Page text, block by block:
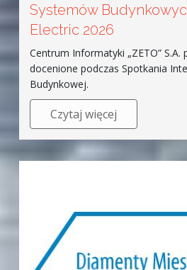
Systemów
Electric 2026
Centrum Informatyki „ZETO” S.A.
docenione podczas Spotkania
Budynkowej.
Czytaj więcej